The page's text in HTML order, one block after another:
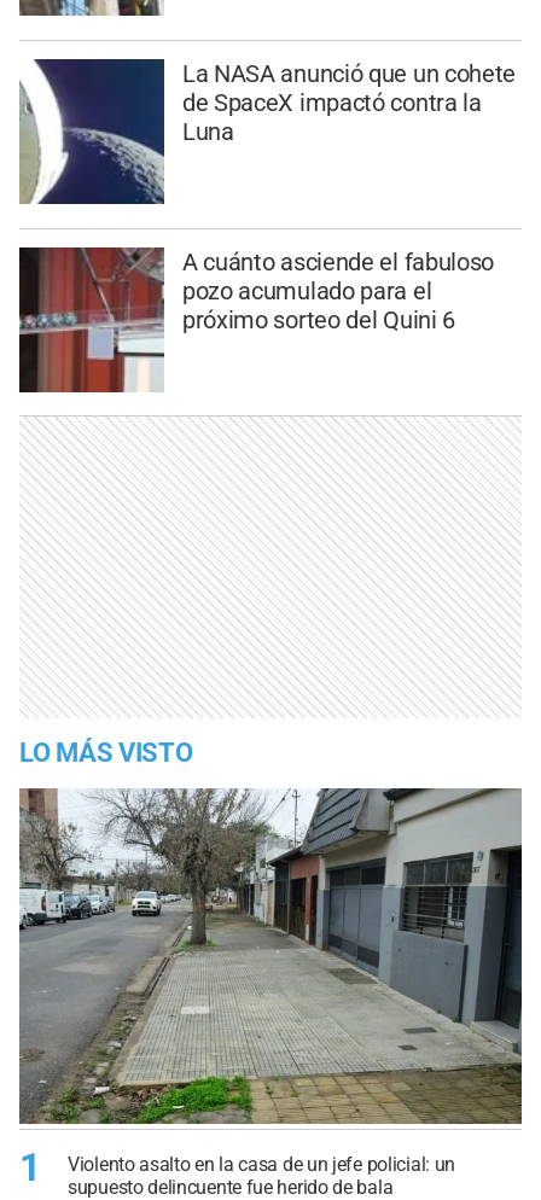
La NASA anunció que un cohete
de SpaceX impactó contra la
Luna
A cuánto asciende el fabuloso
pozo acumulado para el
próximo sorteo del Quini 6
LO MÁS VISTO
1
Violento asalto en la casa de un jefe policial: un
supuesto delincuente fue herido de bala